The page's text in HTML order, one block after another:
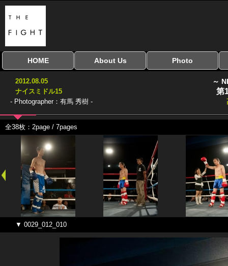
HOME
全興行を表示
ナイスミドル
アマチュアキック
協議会
全日本学生キック
建武館キッズ大会
Bigbang
おやじファイト
About Us Photo
2012.08.05
ナイスミドル15
- Photographer：有馬 秀樹 -
～
第
全38枚：2page / 7pages
▼ 0029_012_010